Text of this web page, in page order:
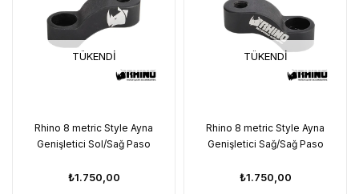
TÜKENDI
Rhino 8 metric Style Ayna
Genişletici Sol/Sağ Paso
₺1.750,00
TÜKENDI
Rhino 8 metric Style Ayna
Genişletici Sağ/Sağ Paso
₺1.750,00